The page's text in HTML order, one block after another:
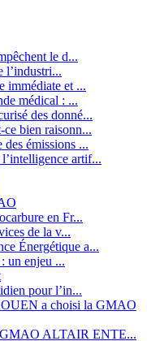
le d...
l’industri...
immédiate et ...
médical : ...
des donné...
ce bien raisonn...
émissions ...
artif...
en Fr...
de la v...
Énergétique a...
un enjeu ...
pour l’in...
a choisi la GMAO
GMAO ALTAIR ENTE...